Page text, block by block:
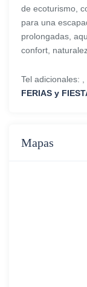
de ecoturismo,
para una
prolongadas,
confort,
Tel adicionales: ,
FERIAS y
Mapas